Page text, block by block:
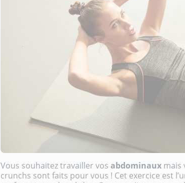
Vous souhaitez travailler vos abdominaux mais
crunchs sont faits pour vous ! Cet exercice est